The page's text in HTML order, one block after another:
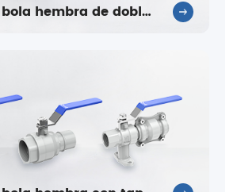
Válvula de bola hembra de doble cara